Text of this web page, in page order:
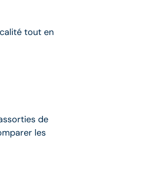
tout en
de
les